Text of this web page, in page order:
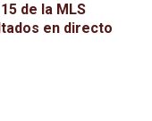
de la MLS
en directo